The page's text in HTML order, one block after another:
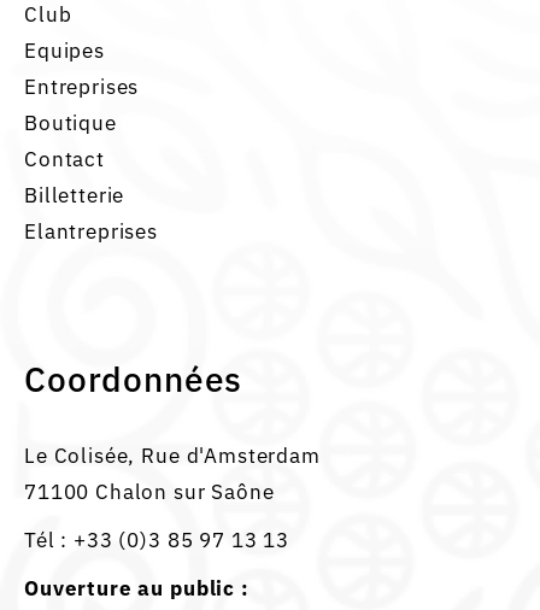
Club
Equipes
Entreprises
Boutique
Contact
Billetterie
Elantreprises
Coordonnées
Le Colisée, Rue d'Amsterdam
71100 Chalon sur Saône
Tél : +33 (0)3 85 97 13 13
Ouverture au public :